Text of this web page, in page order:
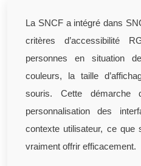
La SNCF a intégré dans
critères d’accessibilité
personnes en situation
couleurs, la taille
souris. Cette démarche
personnalisation des
contexte utilisateur, ce que
vraiment offrir efficacement.